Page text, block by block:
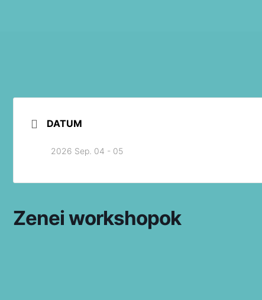
DATUM
2026 Sep. 04 - 05
Zenei workshopok